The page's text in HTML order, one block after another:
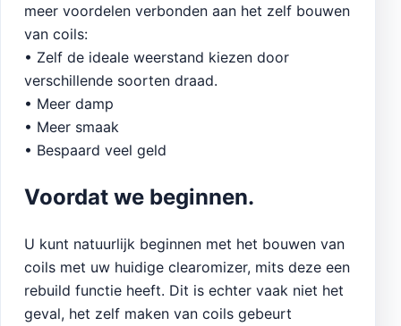
meer voordelen verbonden aan het zelf bouwen
van coils:
• Zelf de ideale weerstand kiezen door
verschillende soorten draad.
• Meer damp
• Meer smaak
• Bespaard veel geld
Voordat we beginnen.
U kunt natuurlijk beginnen met het bouwen van
coils met uw huidige clearomizer, mits deze een
rebuild functie heeft. Dit is echter vaak niet het
geval, het zelf maken van coils gebeurt